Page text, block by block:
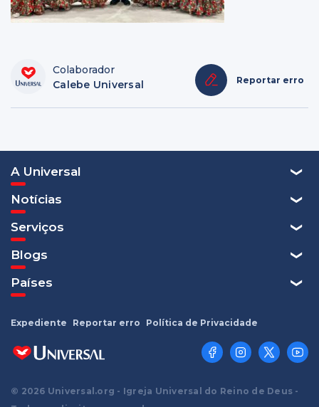
Colaborador
Calebe Universal
Reportar erro
A Universal
Notícias
Serviços
Blogs
Países
© 2026 Universal.org - Igreja Universal do Reino de Deus -
Expediente Reportar erro Política de Privacidade